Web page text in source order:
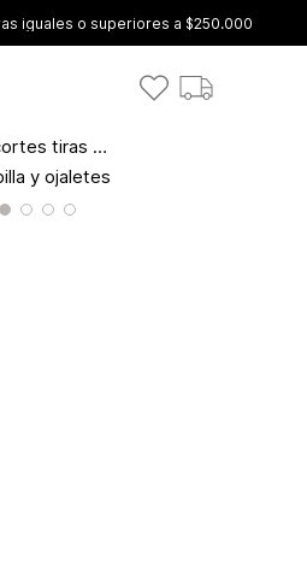
iguales o superiores a $250.000
Blusa cortes tiras con hebilla y ojaletes